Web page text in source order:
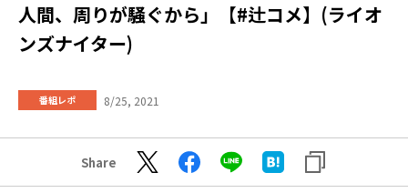
人間、周りが騒ぐから」【#辻コメ】(ライオ
ンズナイター)
番組レポ 8/25, 2021
Share